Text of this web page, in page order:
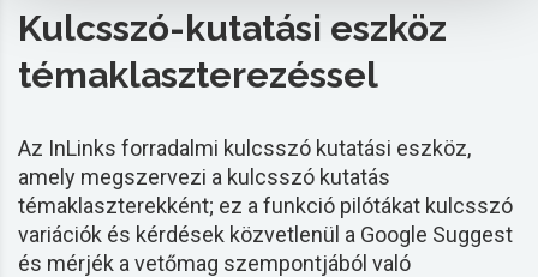
Kulcsszó-kutatási eszköz
témaklaszterezéssel
Az InLinks forradalmi kulcsszó kutatási eszköz,
amely megszervezi a kulcsszó kutatás
témaklaszterekként; ez a funkció pilótákat kulcsszó
variációk és kérdések közvetlenül a Google Suggest
és mérjék a vetőmag szempontjából való